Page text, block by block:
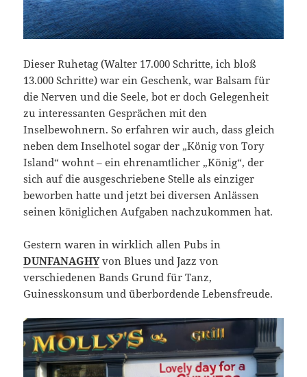
Dieser Ruhetag (Walter 17.000 Schritte, ich bloß
13.000 Schritte) war ein Geschenk, war Balsam für
die Nerven und die Seele, bot er doch Gelegenheit
zu interessanten Gesprächen mit den
Inselbewohnern. So erfahren wir auch, dass gleich
neben dem Inselhotel sogar der „König von Tory
Island“ wohnt – ein ehrenamtlicher „König“, der
sich auf die ausgeschriebene Stelle als einziger
beworben hatte und jetzt bei diversen Anlässen
seinen königlichen Aufgaben nachzukommen hat.
Gestern waren in wirklich allen Pubs in
DUNFANAGHY von Blues und Jazz von
verschiedenen Bands Grund für Tanz,
Guinesskonsum und überbordende Lebensfreude.